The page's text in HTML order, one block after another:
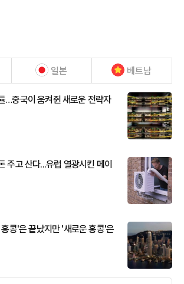
일본 베트남
…중국이 움켜쥔 새로운 전략자
주고 산다...유럽 열광시킨 메이
콩'은 끝났지만 '새로운 홍콩'은